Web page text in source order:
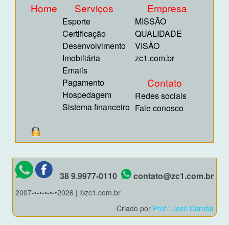
Home Serviços
Esporte
Certificação
Desenvolvimento
Imobiliária
Emails
Pagamento
Hospedagem
Sistema financeiro
Empresa
MISSÃO
QUALIDADE
VISÃO
zc1.com.br
Contato
Redes sociais
Fale conosco
38 9.9977-0110 contato@zc1.com.br
2007-•-•-•-•-‣2026 | ©zc1.com.br
Criado por Prof.: José Caroba